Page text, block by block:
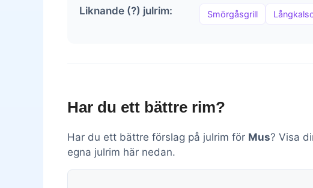
Liknande (?) julrim: Smörgåsgrill
Har du ett bättre rim?
Har du ett bättre förslag på julrim för Mus? Visa
egna julrim här nedan.
Kommentar